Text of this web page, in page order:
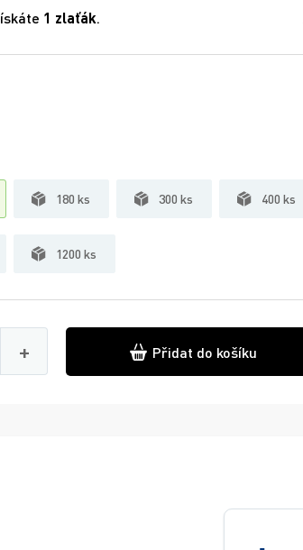
1 zlaťák.
180 ks 300 ks 400 ks
1200 ks
+ Přidat do košíku